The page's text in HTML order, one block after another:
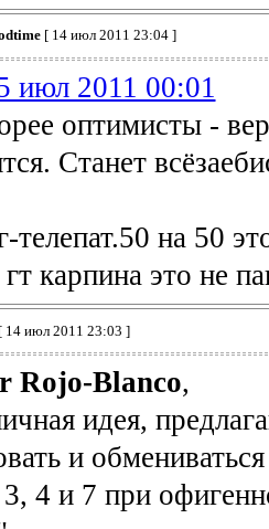
[ 14 июл 2011 23:04 ]
июл 2011 00:01
оптимисты -
Станет
телепат.50 на 50
гт карпина это не
[ 14 июл 2011 23:03 ]
Rojo-Blanco,
идея,
и
4 и 7 при